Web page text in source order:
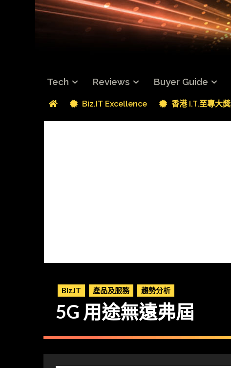
Tech Reviews Buyer Guide
Biz.IT Excellence 香港 I.T.至專大獎
Biz.IT 產品及服務 趨勢分析
5G 用途無遠弗屆